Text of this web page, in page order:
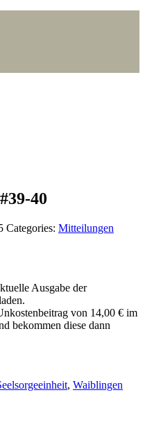
40
Categories: Mitteilungen
Ausgabe der
von 14,00 € im
bekommen diese dann
, Waiblingen